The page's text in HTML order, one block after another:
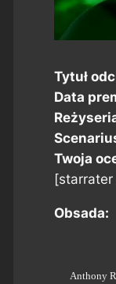
Tytuł
Data
Twoja
[starrater
Obsada:
Anthony